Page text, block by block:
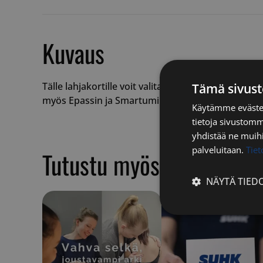
Kuvaus
Tälle lahjakortille voit valita haluamasi summan,
myös Epassin ja Smartumin terveysedulla.
Tutustu myös
Tämä
Käytämme
tietoja
yhdistää ne
palveluitaan.
NÄYTÄ
Ehdottomasti